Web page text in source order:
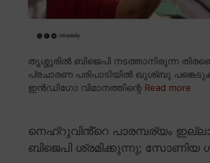
തൃശ്ശൂരിൽ ബിജെപി നടത്താനിരുന്ന
പ്രചാരണ പരിപാടിയിൽ ഖുശ്ബു
ഇൻഡിഗോ വിമാനത്തിന്റെ Read more
നെഹ്റുവിൻ്റെ പാരമ്പര്യം
ബിജെപി ശ്രമിക്കുന്നു; സോണിയ